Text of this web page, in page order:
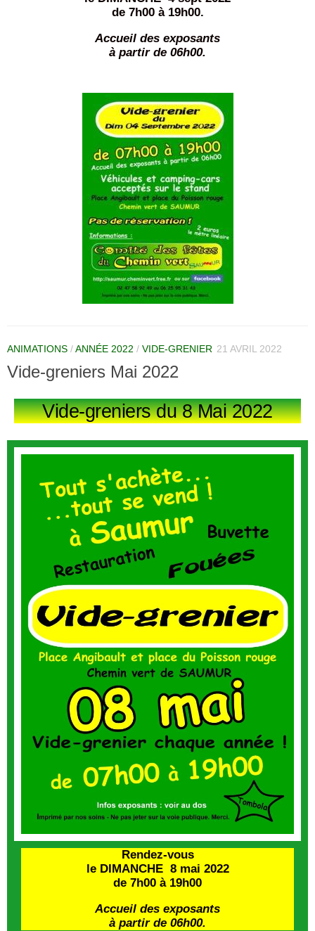
de 7h00 à 19h00.
Accueil des exposants
à partir de 06h00.
ANIMATIONS /ANNÉE 2022 / VIDE-GRENIER 21 AVRIL 2022
Vide-greniers Mai 2022
Vide-greniers du 8 Mai 2022
Rendez-vous
le DIMANCHE 8 mai 2022
de 7h00 à 19h00
Accueil des exposants
à partir de 06h00.